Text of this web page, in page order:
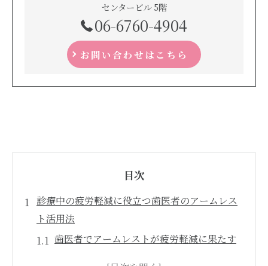
センタービル 5階
06-6760-4904
お問い合わせはこちら
目次
診療中の疲労軽減に役立つ歯医者のアームレス
ト活用法
歯医者でアームレストが疲労軽減に果たす